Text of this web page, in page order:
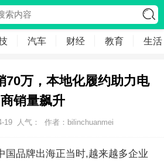
汽车 财经 教育 生活
70万，本地化履约助力电
商销量飙升
19 人气： 作者：bilinchuanmei
国品牌出海正当时,越来越多企业